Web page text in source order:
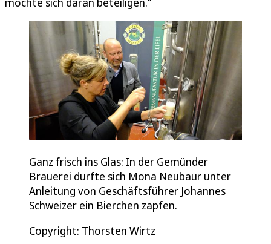
Ganz frisch ins Glas: In der Gemünder
Brauerei durfte sich Mona Neubaur unter
Anleitung von Geschäftsführer Johannes
Schweizer ein Bierchen zapfen.
Copyright: Thorsten Wirtz